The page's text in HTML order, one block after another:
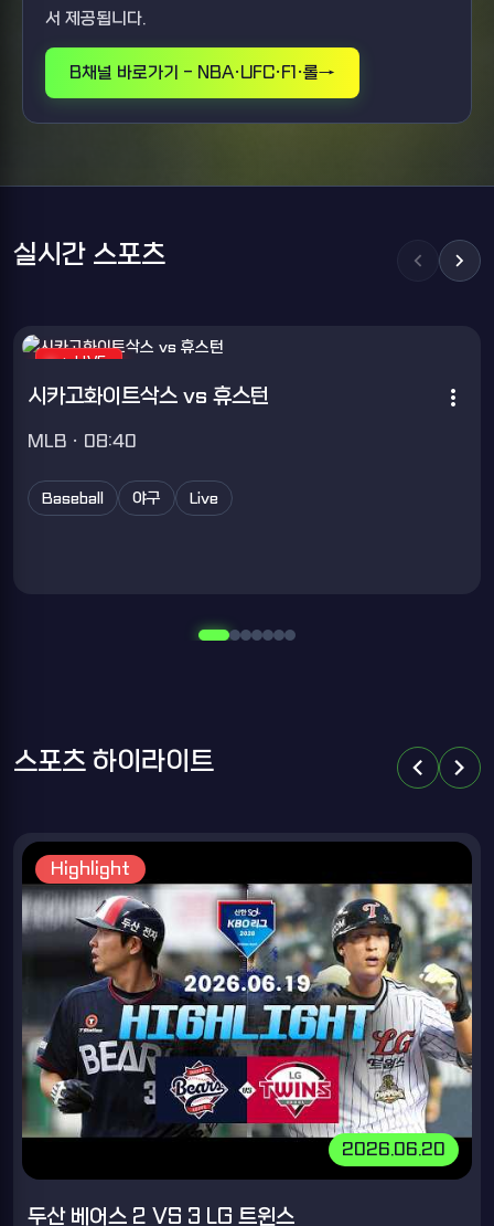
서 제공됩니다.
B채널 바로가기 - NBA·UFC·F1·롤
실시간 스포츠 chevron_left chevron_right
chevron_rightLIVE
시카고화이트삭스 vs 휴스턴 more_vert
MLB · 08:40
Baseball 야구 Live
스포츠 하이라이트 chevron_left chevron_right
Highlight
2026.06.20
두산 베어스 2 VS 3 LG 트윈스